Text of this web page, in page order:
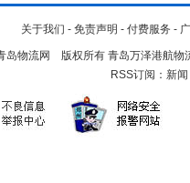
关于我们 - 免责声明 - 付费服务 -
岛物流网 版权所有 青岛万泽港航物
RSS订阅： 新闻